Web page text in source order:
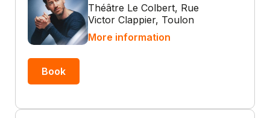
Théâtre Le Colbert, Rue
Victor Clappier, Toulon
More information
Book